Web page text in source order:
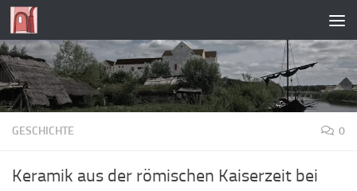
Zum Inhalt springen
GESCHICHTE 0
Keramik aus der römischen Kaiserzeit bei